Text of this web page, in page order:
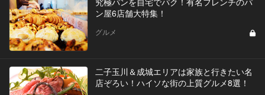
ン屋6店舗大特集！
グルメ
二子玉川＆成城エリアは家族と行きたい名
店ぞろい！ハイソな街の上質グルメ8選！